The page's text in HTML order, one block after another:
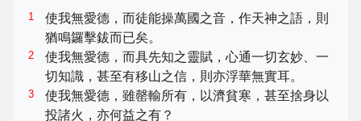
1
使我無愛德，而徒能操萬國之音，作天神之語，則
猶鳴鑼擊鈸而已矣。
2
使我無愛德，而具先知之靈賦，心通一切玄妙、一
切知識，甚至有移山之信，則亦浮華無實耳。
3
使我無愛德，雖罄輸所有，以濟貧寒，甚至捨身以
投諸火，亦何益之有？